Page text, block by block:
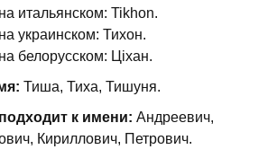
итальянском: Tikhon.
украинском: Тихон.
белорусском: Ціхан.
Тиша, Тиха, Тишуня.
к имени: Андреевич,
Кириллович, Петрович.